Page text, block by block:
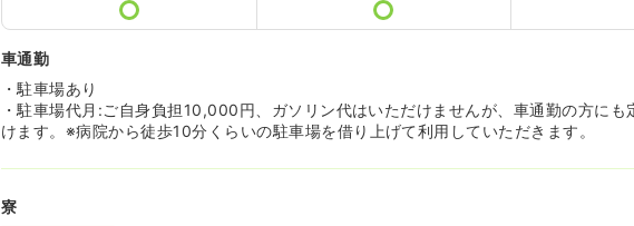
車通勤
・駐車場あり
・駐車場代月:ご自身負担10,000円、ガソリン代はいただけませんが、車通勤の方にも
けます。※病院から徒歩10分くらいの駐車場を借り上げて利用していただきます。
寮